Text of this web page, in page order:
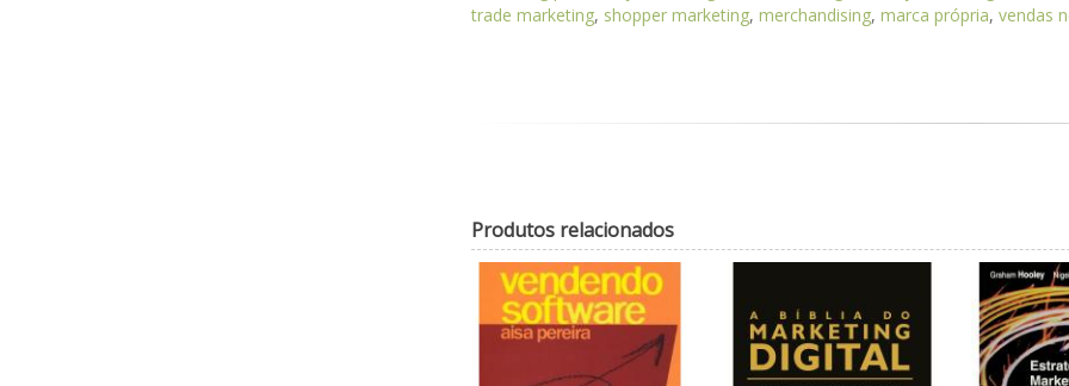
trade marketing, shopper marketing, merchandising, marca própria, vendas
Produtos relacionados